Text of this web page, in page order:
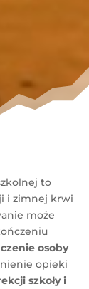
to
i zimnej krwi
może
osoby
opieki
szkoły i